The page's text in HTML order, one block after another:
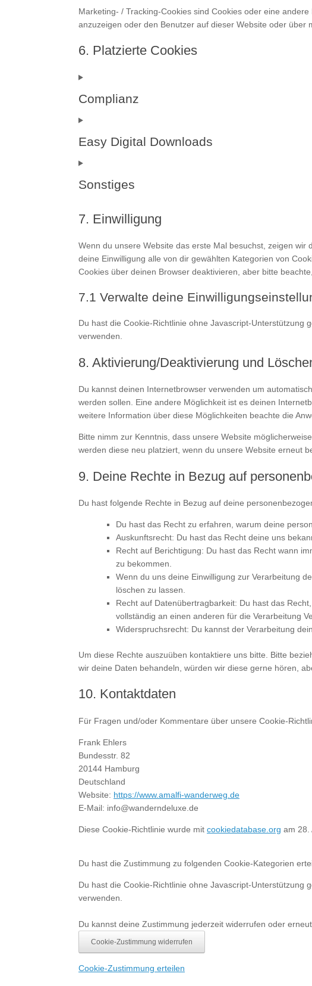
Marketing- / Tracking-Cookies sind Cookies oder eine
anzuzeigen oder den Benutzer auf dieser Website oder über
6. Platzierte Cookies
Complianz
Easy Digital Downloads
Sonstiges
7. Einwilligung
Wenn du unsere Website das erste Mal besuchst, zeigen wir
deine Einwilligung alle von dir gewählten Kategorien von
Cookies über deinen Browser deaktivieren, aber bitte
7.1 Verwalte deine
Du hast die Cookie-Richtlinie ohne Javascript-Unterstützung
verwenden.
8. Aktivierung/Deaktivierung und
Du kannst deinen Internetbrowser verwenden um
werden sollen. Eine andere Möglichkeit ist es deinen
weitere Information über diese Möglichkeiten beachte die
Bitte nimm zur Kenntnis, dass unsere Website
werden diese neu platziert, wenn du unsere Website erneut
9. Deine Rechte in Bezug auf
Du hast folgende Rechte in Bezug auf deine
Du hast das Recht zu erfahren, warum deine
Auskunftsrecht: Du hast das Recht deine uns
Recht auf Berichtigung: Du hast das Recht wann
zu bekommen.
Wenn du uns deine Einwilligung zur Verarbeitung
löschen zu lassen.
Recht auf Datenübertragbarkeit: Du hast das
vollständig an einen anderen für die Verarbeitung
Widerspruchsrecht: Du kannst der Verarbeitung
Um diese Rechte auszuüben kontaktiere uns bitte. Bitte
wir deine Daten behandeln, würden wir diese gerne hören,
10. Kontaktdaten
Für Fragen und/oder Kommentare über unsere Cookie-
Frank Ehlers
Bundesstr. 82
20144 Hamburg
Deutschland
Website: https://www.amalfi-wanderweg.de
E-Mail: info@wanderndeluxe.de
Diese Cookie-Richtlinie wurde mit cookiedatabase.org am 28.
Du hast die Zustimmung zu folgenden Cookie-Kategorien
Du hast die Cookie-Richtlinie ohne Javascript-Unterstützung
verwenden.
Du kannst deine Zustimmung jederzeit widerrufen oder
Cookie-Zustimmung widerrufen
Cookie-Zustimmung erteilen